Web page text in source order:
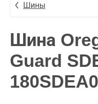
Шины
Шина
Guard